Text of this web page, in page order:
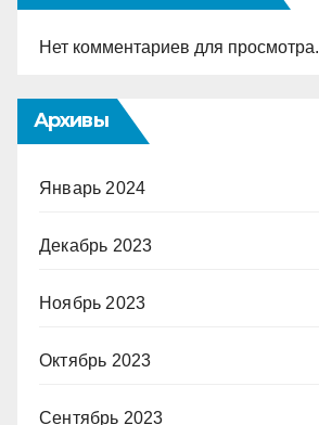
Нет комментариев для просмотра.
Архивы
Январь 2024
Декабрь 2023
Ноябрь 2023
Октябрь 2023
Сентябрь 2023